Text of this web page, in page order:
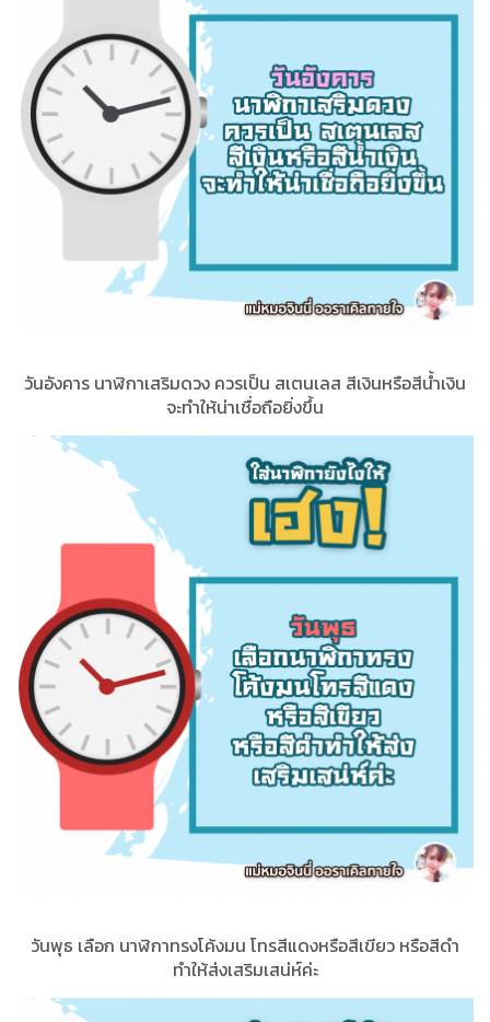
วันอังคาร นาฬิกาเสริมดวง ควรเป็น สเตนเลส สีเงินหรือสีน้ำเงิน
จะทำให้น่าเชื่อถือยิ่งขึ้น
วันพุธ เลือก นาฬิกาทรงโค้งมน โทรสีแดงหรือสีเขียว หรือสีดำ
ทำให้ส่งเสริมเสน่ห์ค่ะ